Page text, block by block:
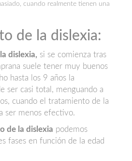
cuando realmente tienen una
de la dislexia:
dislexia, si se comienza tras
suele tener muy buenos
hasta los 9 años la
ser casi total, menguando a
cuando el tratamiento de la
ser menos efectivo.
de la dislexia podemos
fases en función de la edad